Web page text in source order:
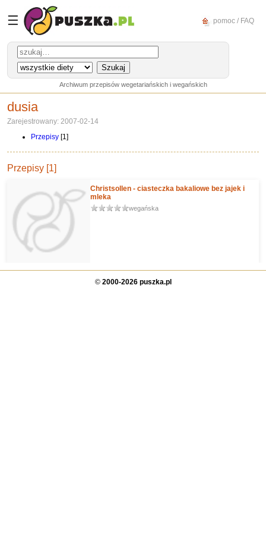
☰ pomoc / FAQ
Archiwum przepisów wegetariańskich i wegańskich
dusia
Zarejestrowany: 2007-02-14
Przepisy [1]
Przepisy [1]
Christsollen - ciasteczka bakaliowe bez jajek i
mleka
wegańska
© 2000-2026 puszka.pl